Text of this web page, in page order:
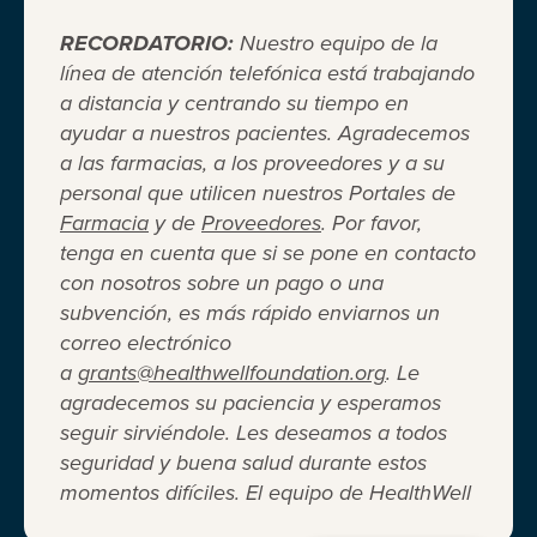
RECORDATORIO: Nuestro equipo de la
línea de atención telefónica está trabajando
a distancia y centrando su tiempo en
ayudar a nuestros pacientes. Agradecemos
a las farmacias, a los proveedores y a su
personal que utilicen nuestros Portales de
Farmacia y de Proveedores. Por favor,
tenga en cuenta que si se pone en contacto
con nosotros sobre un pago o una
subvención, es más rápido enviarnos un
correo electrónico
a grants@healthwellfoundation.org. Le
agradecemos su paciencia y esperamos
seguir sirviéndole. Les deseamos a todos
seguridad y buena salud durante estos
momentos difíciles. El equipo de HealthWell
Cuando el seguro médico no es
suficiente ®
Entidad 501(c)(3) independiente sin fines de lucro
que brinda asistencia financiera a adultos y niños
para cubrir el costo del coseguro de los
medicamentos recetados, copagos, deducibles,
primas de seguro médico y otros gastos médicos
directos de su bolsillo seleccionados.
Terms of Use Privacy Policy
Accessibility